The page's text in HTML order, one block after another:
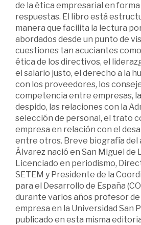
de la ética empresarial en
respuestas. El libro está
manera que facilita la lectura
abordados desde un punto de
cuestiones tan acuciantes
ética de los directivos, el
el salario justo, el derecho a la
con los proveedores, los
competencia entre empresas, la
despido, las relaciones con la
selección de personal, el trato
empresa en relación con el
entre otros. Breve biografía del
Álvarez nació en San Miguel de
Licenciado en periodismo,
SETEM y Presidente de la
para el Desarrollo de España
durante varios años profesor de
empresa en la Universidad San
publicado en esta misma